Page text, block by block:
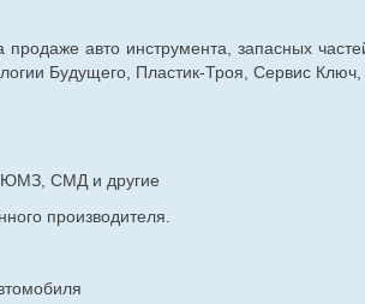
продаже авто инструмента, запасных
Будущего, Пластик-Троя, Сервис
ЮМЗ, СМД и другие
производителя.